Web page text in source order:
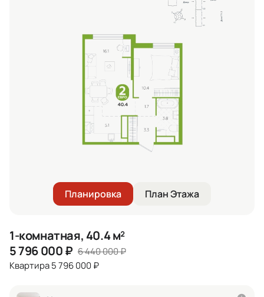
Планировка План Этажа
1-комнатная, 40.4 м²
5 796 000₽ 6 440 000₽
Квартира 5 796 000 ₽